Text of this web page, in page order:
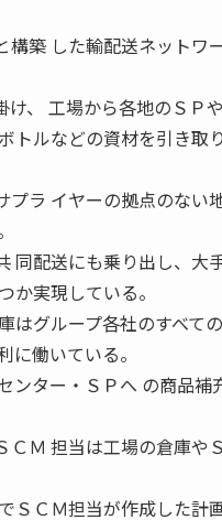
築 した輸配送ネットワ
、 工場から各地のＳＰ
トルなどの資材を引き取
ラ イヤーの拠点のない
配送にも乗り出し、大
か実現している。
グループ各社のすべての
に働いている。
ンター・ＳＰへ の商品
Ｍ 担当は工場の倉庫や
ＣＭ担当が作成した計